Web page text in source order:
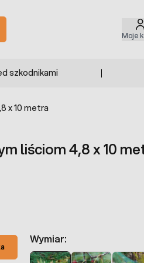
Moje
szkodnikami
x 10 metra
liściom 4,8 x 10
Wymiar: